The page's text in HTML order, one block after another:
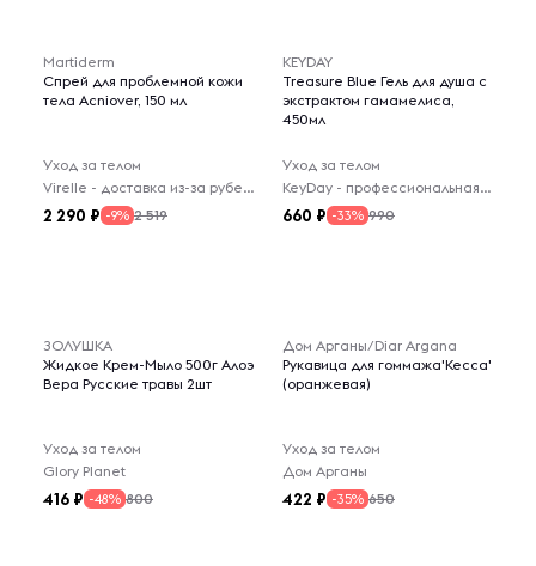
Martiderm
Спрей для проблемной кожи
тела Acniover, 150 мл
Уход за телом
Virelle - доставка из-за рубежа
2 290 -9% 2 519
KEYDAY
Treasure Blue Гель для душа с
экстрактом гамамелиса,
450мл
Уход за телом
KeyDay - профессиональная линия для волос
660 -33% 990
ЗОЛУШКА
Жидкое Крем-Мыло 500г Алоэ
Вера Русские травы 2шт
Уход за телом
Glory Planet
416 -48% 800
Дом Арганы/Diar Argana
Рукавица для гоммажа'Кесса'
(оранжевая)
Уход за телом
Дом Арганы
422 -35% 650